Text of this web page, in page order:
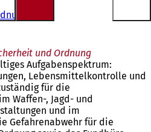
und Ordnung
Aufgabenspektrum:
Lebensmittelkontrolle und
für die
Waffen-, Jagd- und
und im
Gefahrenabwehr für die